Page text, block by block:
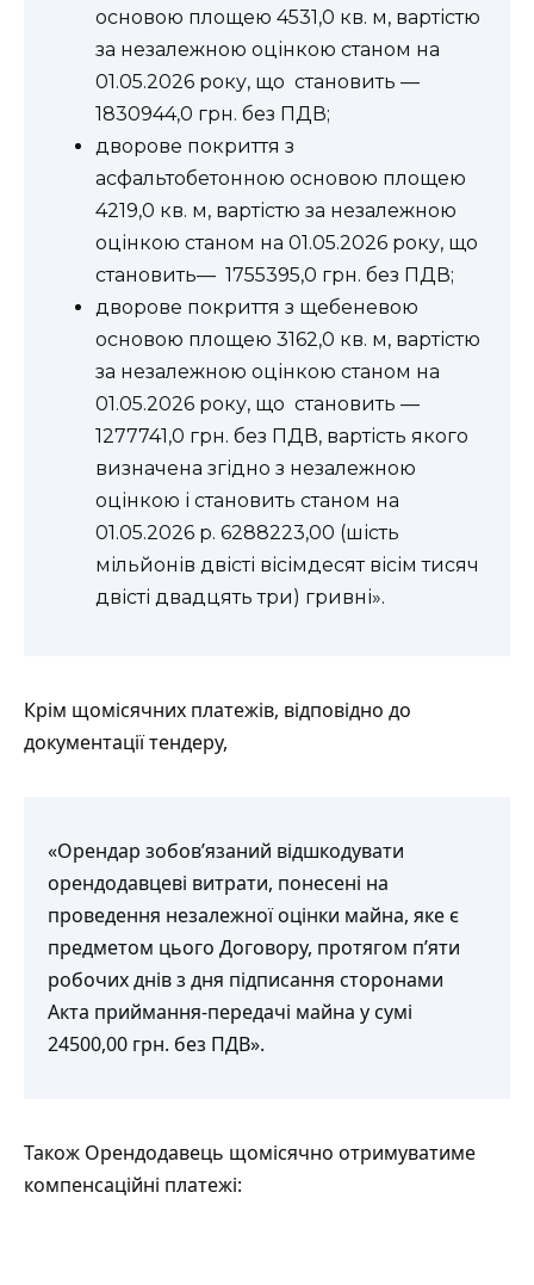
основою площею 4531,0 кв. м, вартістю
за незалежною оцінкою станом на
01.05.2026 року, що становить —
1830944,0 грн. без ПДВ;
дворове покриття з
асфальтобетонною основою площею
4219,0 кв. м, вартістю за незалежною
оцінкою станом на 01.05.2026 року, що
становить— 1755395,0 грн. без ПДВ;
дворове покриття з щебеневою
основою площею 3162,0 кв. м, вартістю
за незалежною оцінкою станом на
01.05.2026 року, що становить —
1277741,0 грн. без ПДВ, вартість якого
визначена згідно з незалежною
оцінкою і становить станом на
01.05.2026 р. 6288223,00 (шість
мільйонів двісті вісімдесят вісім тисяч
двісті двадцять три) гривні».
Крім щомісячних платежів, відповідно до
документації тендеру,
«Орендар зобов’язаний відшкодувати
орендодавцеві витрати, понесені на
проведення незалежної оцінки майна, яке є
предметом цього Договору, протягом п’яти
робочих днів з дня підписання сторонами
Акта приймання-передачі майна у сумі
24500,00 грн. без ПДВ».
Також Орендодавець щомісячно отримуватиме
компенсаційні платежі: